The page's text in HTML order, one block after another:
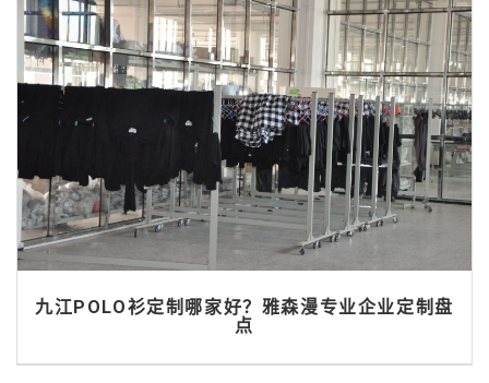
九江POLO衫定制哪家好？雅森漫专业企业定制盘
点